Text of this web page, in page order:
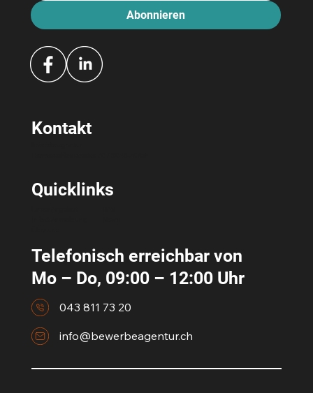
Kontakt
Telefonisch erreichbar von
Mo – Do, 09:00 – 12:00 Uhr
043 811 73 20
info@bewerbeagentur.ch
Quicklinks
Abonnieren